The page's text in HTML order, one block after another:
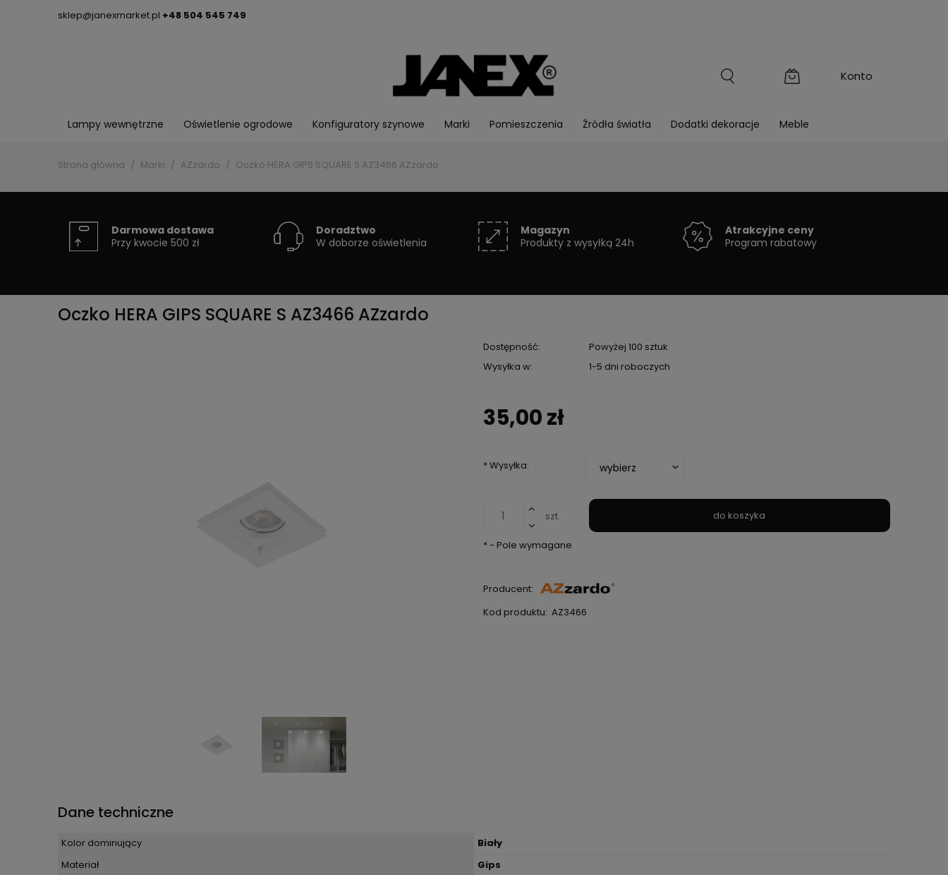
sklep@janexmarket.pl +48 504 545 749
Lampy wewnętrzne Oświetlenie ogrodowe Konfiguratory szynowe Marki Pomieszczenia Źródła światła Dodatki dekoracje Meble
Strona główna Marki AZzardo Oczko HERA GIPS SQUARE S AZ3466 AZzardo
Darmowa dostawa
Przy kwocie 500 zł
Doradztwo
W doborze oświetlenia
Magazyn
Produkty z wysyłką 24h
Atrakcyjne ceny
Program rabatowy
Oczko HERA GIPS SQUARE S AZ3466 AZzardo
Dostępność:
Powyżej 100 sztuk
Wysyłka w:
1-5 dni roboczych
35,00 zł
*Wysyłka:
szt. do koszyka
*- Pole wymagane
Producent:
Kod produktu: AZ3466
Dane techniczne
Kolor dominujący
Biały
Materiał
Gips